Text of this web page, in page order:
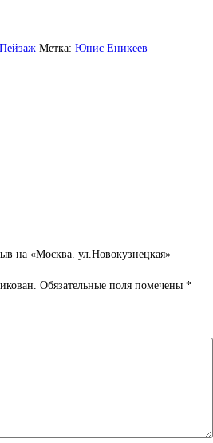
Пейзаж Метка: Юнис Еникеев
на «Москва. ул.Новокузнецкая»
Обязательные поля помечены *